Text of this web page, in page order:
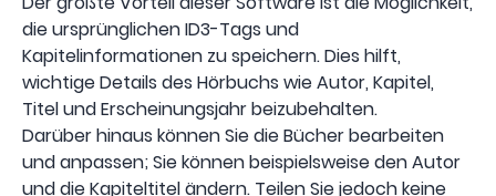
die ursprünglichen ID3-Tags und
Kapitelinformationen zu speichern. Dies hilft,
wichtige Details des Hörbuchs wie Autor, Kapitel,
Titel und Erscheinungsjahr beizubehalten.
Darüber hinaus können Sie die Bücher bearbeiten
und anpassen; Sie können beispielsweise den Autor
und die Kapiteltitel ändern. Teilen Sie jedoch keine